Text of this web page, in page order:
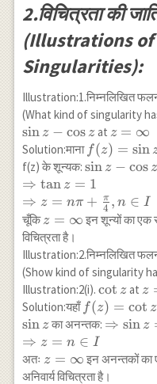
2.विचित्रता की
(Illustrations of
Singularities):
Illustration:1.निम्नलिखित फलन
(What kind of singularity
\sin
z-
\cos
z
sin z − cos zat z=\infty
z = ∞
Solution:माना f(z)=\sin
z-\cos z
f(z) = sin
f(z) के शून्यक: \sin z-\cos
\\
\Rightarrow
\tan z=1
z=n
{4}, n \in I
sin z − cos z
⇒ tan z = 1
⇒ z = nπ + 4
π , n ∈ I
चूँकिz=\infty
z = ∞ इन शून्यों का एक
विचित्रता है।
Illustration:2.निम्नलिखित
(Show kind of singularity
Illustration:2(i). \cot
z
cot zat z
Solution:यहाँ f(z)=\cot
z}{\sin z}
f(z) = cot z
\sin
z
sin zका अनन्तक:
z=n \in I
⇒ sin z
⇒ z = n ∈ I
अतः z=\infty
z = ∞ इन अनन्तकों का
अनिवार्य विचित्रता है।